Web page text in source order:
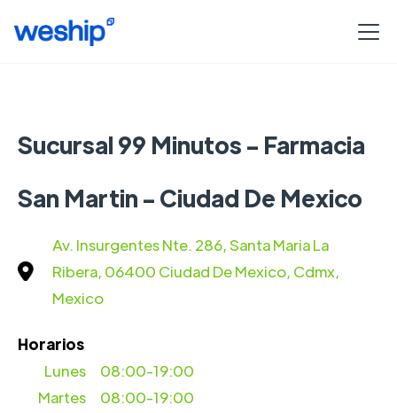
Sucursal 99 Minutos - Farmacia
San Martin - Ciudad De Mexico
Av. Insurgentes Nte. 286, Santa Maria La
Ribera, 06400 Ciudad De Mexico, Cdmx,
Mexico
Horarios
08:00-19:00
Martes
Lunes
08:00-19:00